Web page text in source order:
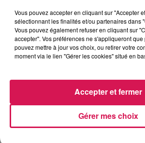
Revivez les meilleurs moments de la
10h09
10h09
Vous pouvez accepter en cliquant sur "Accepter
sélectionnant les finalités et/ou partenaires dans
Vous pouvez également refuser en cliquant sur
accepter". Vos préférences ne s'appliqueront que
pouvez mettre à jour vos choix, ou retirer votre
moment via le lien "Gérer les cookies" situé en
Gérer mes choix
Accepter et fermer